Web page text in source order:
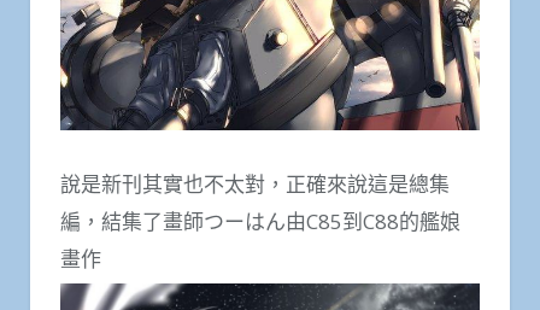
說是新刊其實也不太對，正確來說這是總集
編，結集了畫師つーはん由C85到C88的艦娘
畫作